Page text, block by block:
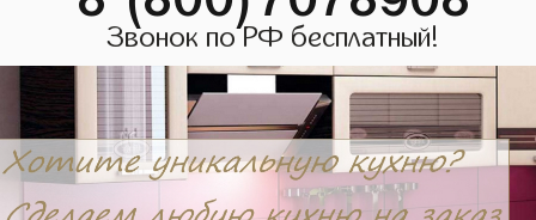
Звонок по РФ бесплатный!